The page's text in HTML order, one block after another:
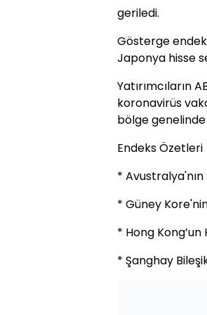
geriledi.
Gösterge
Japonya hisse
Yatırımcıların
koronavirüs
bölge genelinde
Endeks Özetleri
* Avustralya'nın
* Güney
* Hong Kong’un
* Şanghay